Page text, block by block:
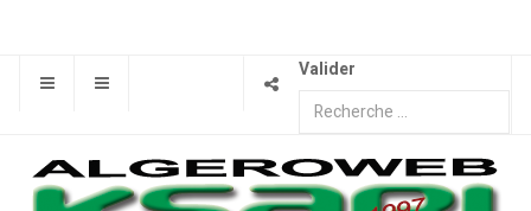
Valider